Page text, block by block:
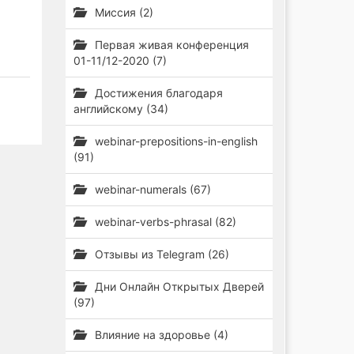
Миссия (2)
Первая живая конференция
01-11/12-2020 (7)
Достижения благодаря
английскому (34)
webinar-prepositions-in-english
(91)
webinar-numerals (67)
webinar-verbs-phrasal (82)
Отзывы из Telegram (26)
Дни Онлайн Открытых Дверей
(97)
Влияние на здоровье (4)